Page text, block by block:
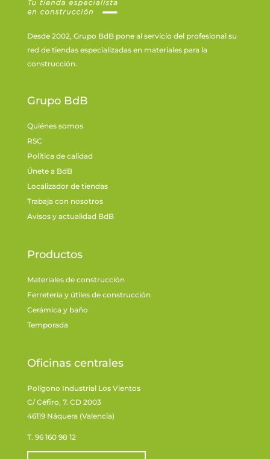
Desde 2002, Grupo BdB pone al servicio del profesional su
red de tiendas especializadas en materiales para la
construcción.
Grupo BdB
Quiénes somos
RSC
Política de calidad
Únete a BdB
Localizador de tiendas
Trabaja con nosotros
Avisos y actualidad BdB
Productos
Materiales de construcción
Ferretería y útiles de construcción
Cerámica y baño
Temporada
Oficinas centrales
Polígono Industrial Los Vientos
C/ Céfiro, 7. CD 2003
46119 Náquera (Valencia)
T. 96 160 98 12